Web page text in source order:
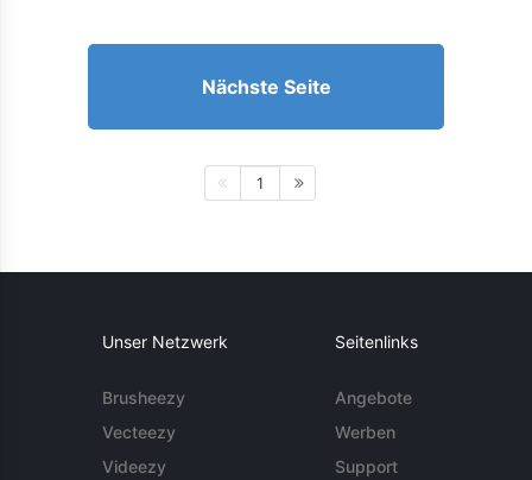
Nächste Seite
1
Unser Netzwerk
Brusheezy
Vecteezy
Videezy
Seitenlinks
Angebote
Werben
Support